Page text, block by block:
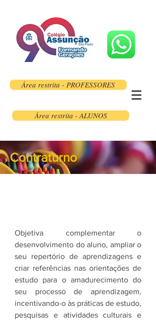
Área restrita - PROFESSORES
Área restrita - ALUNOS
Contraturno
Objetiva complementar o
desenvolvimento do aluno, ampliar o
seu repertório de aprendizagens e
criar referências nas orientações de
estudo para o amadurecimento do
seu processo de aprendizagem,
incentivando-o às práticas de estudo,
pesquisas e atividades culturais e